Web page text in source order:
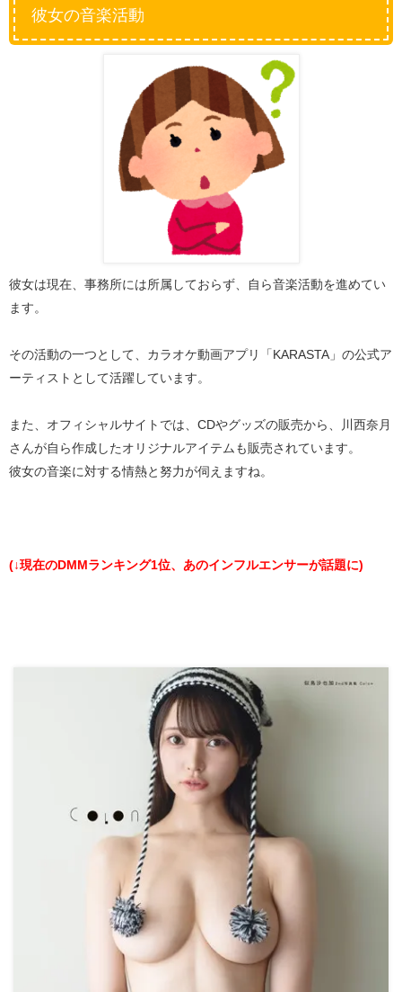
彼女の音楽活動
彼女は現在、事務所には所属しておらず、自ら音楽活動を進めてい
ます。
その活動の一つとして、カラオケ動画アプリ「KARASTA」の公式ア
ーティストとして活躍しています。
また、オフィシャルサイトでは、CDやグッズの販売から、川西奈月
さんが自ら作成したオリジナルアイテムも販売されています。
彼女の音楽に対する情熱と努力が伺えますね。
(↓現在のDMMランキング1位、あのインフルエンサーが話題に)